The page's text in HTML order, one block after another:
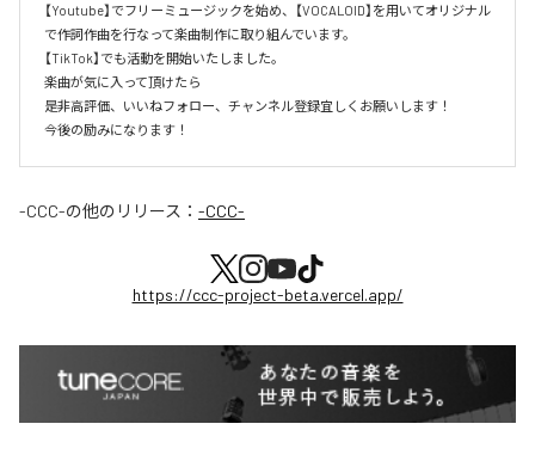
【Youtube】でフリーミュージックを始め、【VOCALOID】を用いてオリジナル
で作詞作曲を行なって楽曲制作に取り組んでいます。
【TikTok】でも活動を開始いたしました。
楽曲が気に入って頂けたら
是非高評価、いいねフォロー、チャンネル登録宜しくお願いします！
今後の励みになります！
-CCC-の他のリリース： -CCC-
https://ccc-project-beta.vercel.app/